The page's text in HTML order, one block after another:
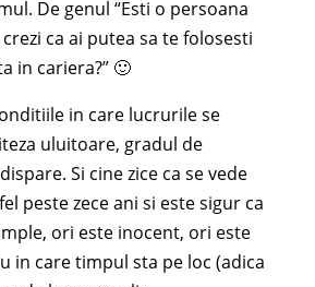
De genul “Esti o persoana
ca ai putea sa te folosesti
in cariera?” 🙂
in care lucrurile se
uluitoare, gradul de
Si cine zice ca se vede
peste zece ani si este sigur ca
ori este inocent, ori este
in care timpul sta pe loc (adica